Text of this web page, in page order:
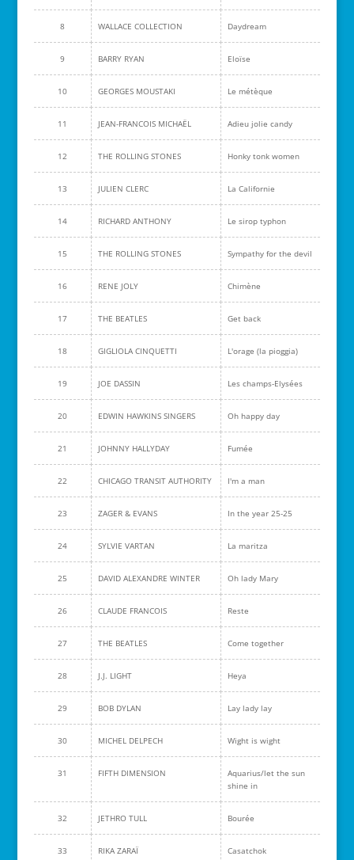
8 WALLACE COLLECTION Daydream
9 BARRY RYAN Eloïse
10 GEORGES MOUSTAKI Le métèque
11 JEAN-FRANCOIS MICHAËL Adieu jolie candy
12 THE ROLLING STONES Honky tonk women
13 JULIEN CLERC La Californie
14 RICHARD ANTHONY Le sirop typhon
15 THE ROLLING STONES Sympathy for the devil
16 RENE JOLY Chimène
17 THE BEATLES Get back
18 GIGLIOLA CINQUETTI L'orage (la pioggia)
19 JOE DASSIN Les champs-Elysées
20 EDWIN HAWKINS SINGERS Oh happy day
21 JOHNNY HALLYDAY Fumée
22 CHICAGO TRANSIT AUTHORITY I'm a man
23 ZAGER & EVANS In the year 25-25
24 SYLVIE VARTAN La maritza
25 DAVID ALEXANDRE WINTER Oh lady Mary
26 CLAUDE FRANCOIS Reste
27 THE BEATLES Come together
28 J.J. LIGHT Heya
29 BOB DYLAN Lay lady lay
30 MICHEL DELPECH Wight is wight
31 FIFTH DIMENSION
Aquarius/let the sun
shine in
32 JETHRO TULL Bourée
33 RIKA ZARAÏ Casatchok